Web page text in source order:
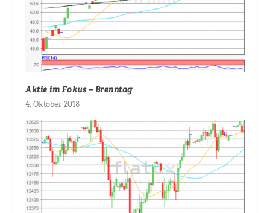
Aktie im Fokus – Brenntag
4. Oktober 2018